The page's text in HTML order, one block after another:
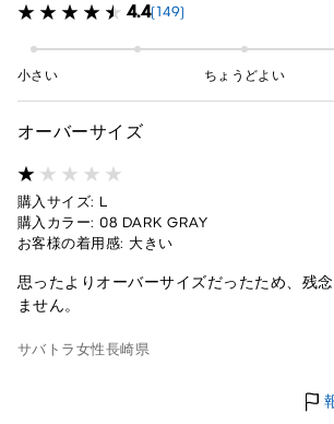
4.4(149)
小さい ちょうどよい
オーバーサイズ
購入サイズ: L
購入カラー: 08 DARK GRAY
お客様の着用感: 大きい
思ったよりオーバーサイズだったため、残
ません。
サバトラ 女性長崎県